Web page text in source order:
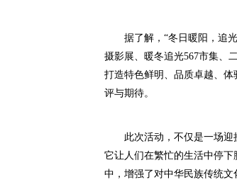
据了解，“冬日暖阳，追光
摄影展、暖冬追光567市集、
打造特色鲜明、品质卓越、
评与期待。
此次活动，不仅是一场迎接
它让人们在繁忙的生活中停
中，增强了对中华民族传统